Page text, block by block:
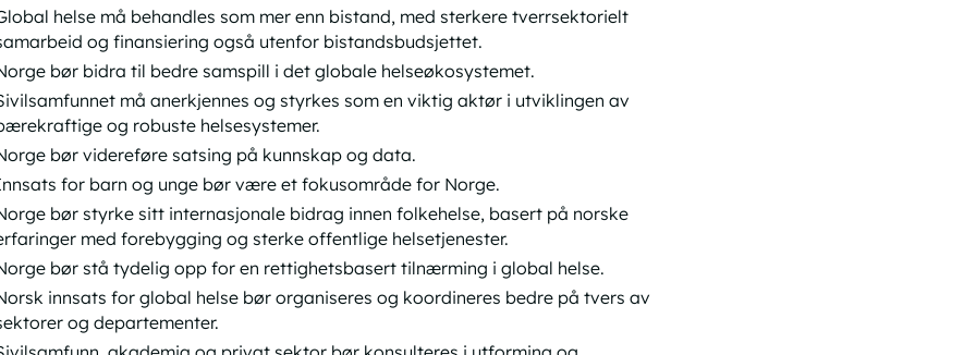
helse må behandles som mer enn bistand, med sterkere tverrsektorielt
og finansiering også utenfor bistandsbudsjettet.
bør bidra til bedre samspill i det globale helseøkosystemet.
må anerkjennes og styrkes som en viktig aktør i utviklingen av
og robuste helsesystemer.
bør videreføre satsing på kunnskap og data.
for barn og unge bør være et fokusområde for Norge.
bør styrke sitt internasjonale bidrag innen folkehelse, basert på norske
med forebygging og sterke offentlige helsetjenester.
bør stå tydelig opp for en rettighetsbasert tilnærming i global helse.
innsats for global helse bør organiseres og koordineres bedre på tvers av
og departementer.